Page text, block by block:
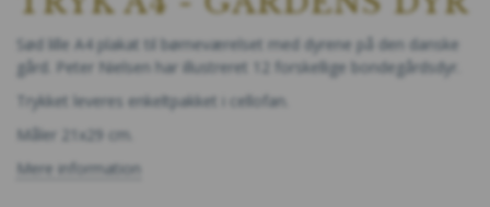
Sød lille A4 plakat til børneværelset med dyrene på den danske
gård. Peter Nielsen har illustreret 12 forskellige bondegårdsdyr.
Trykket leveres enkeltpakket i cellofan.
Måler 21x29 cm.
Mere information